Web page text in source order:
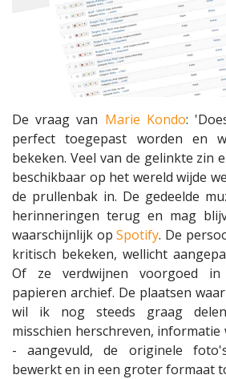
De vraag van Marie Kondo:
perfect toegepast worden en
bekeken. Veel van de gelinkte zin
beschikbaar op het wereld wijde
de prullenbak in. De gedeelde
herinneringen terug en mag
waarschijnlijk opSpotify. De
kritisch bekeken, wellicht
Of ze verdwijnen voorgoed in
papieren archief. De plaatsen
wil ik nog steeds graag
misschien herschreven,
- aangevuld, de originele
bewerkt en in een groter formaat